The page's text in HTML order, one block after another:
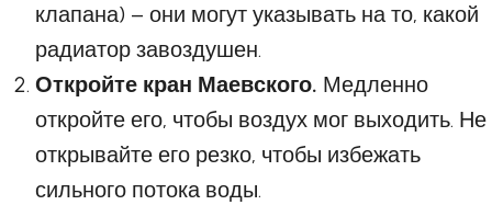
клапана) – они могут указывать на то, какой
радиатор завоздушен.
Откройте кран Маевского. Медленно
откройте его, чтобы воздух мог выходить. Не
открывайте его резко, чтобы избежать
сильного потока воды.